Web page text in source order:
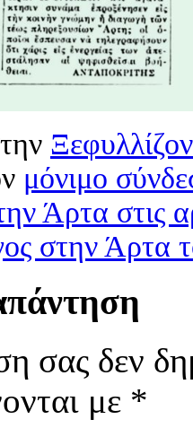
μόνιμο
Άρτα στις
στην Άρτα
σας δεν
με *